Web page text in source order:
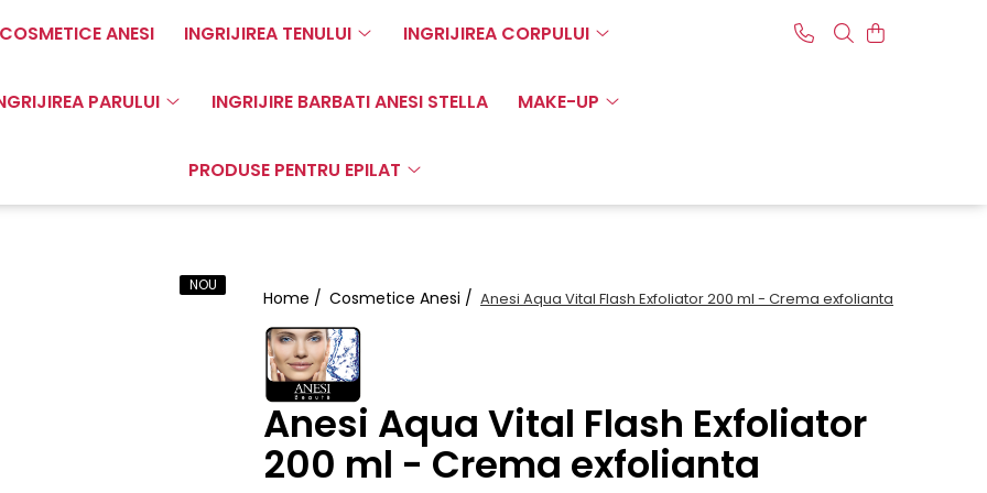
COSMETICE ANESI INGRIJIREA TENULUI INGRIJIREA CORPULUI
PARULUI INGRIJIRE BARBATI ANESI STELLA MAKE-UP
PRODUSE PENTRU EPILAT
Home / Cosmetice Anesi / Anesi Aqua Vital Flash Exfoliator 200 ml - Crema exfolianta
Anesi Aqua Vital Flash Exfoliator
200 ml - Crema exfolianta
NOU